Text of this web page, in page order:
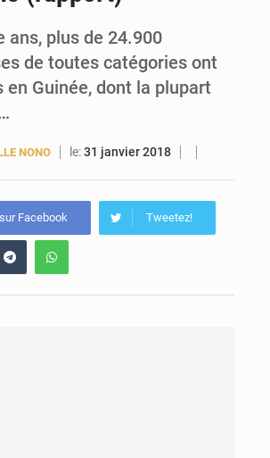
ans, plus de 24.900
de toutes catégories ont
en Guinée, dont la plupart
NONO le:31 janvier 2018
Facebook Tweetez!